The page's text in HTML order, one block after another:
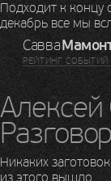
Подходит к
декабрь все мы
Савва
РЕЙТИНГ СОБЫТИЙ
Алексей
Никаких
из этого вышло.